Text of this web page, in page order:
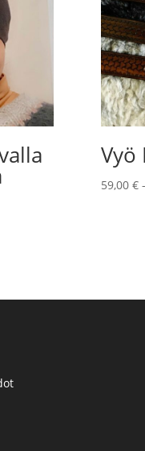
Vyö
59,00 €